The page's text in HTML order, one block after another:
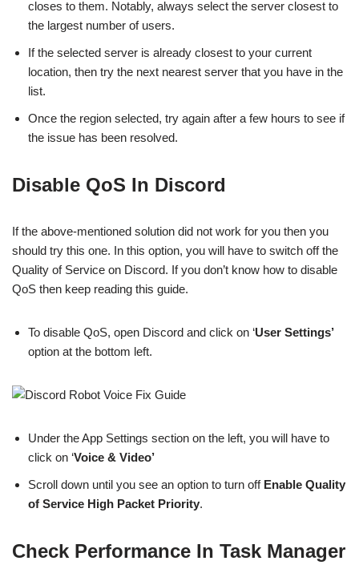
closes to them. Notably, always select the server closest to
the largest number of users.
If the selected server is already closest to your current
location, then try the next nearest server that you have in the
list.
Once the region selected, try again after a few hours to see if
the issue has been resolved.
Disable QoS In Discord
If the above-mentioned solution did not work for you then you
should try this one. In this option, you will have to switch off the
Quality of Service on Discord. If you don’t know how to disable
QoS then keep reading this guide.
To disable QoS, open Discord and click on ‘User Settings’
option at the bottom left.
Under the App Settings section on the left, you will have to
click on ‘Voice & Video’
Scroll down until you see an option to turn off Enable Quality
of Service High Packet Priority.
Check Performance In Task Manager